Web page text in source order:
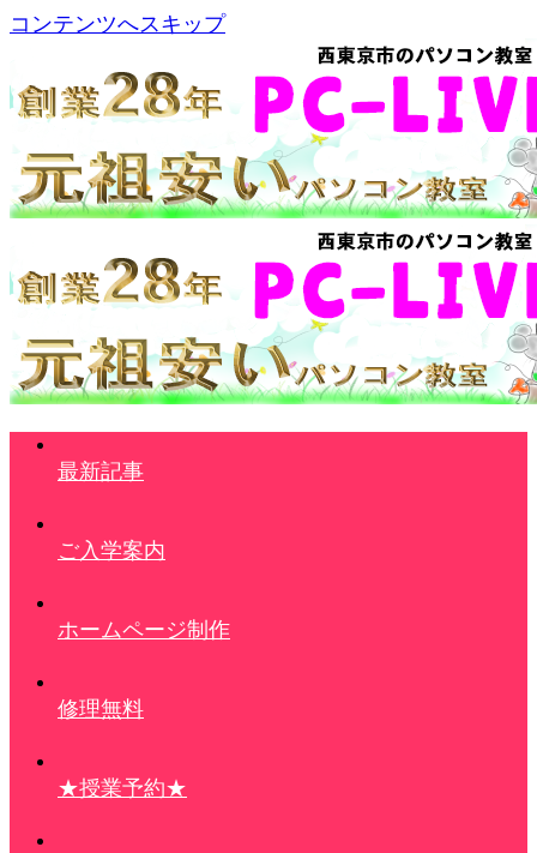
コンテンツへスキップ
最新記事
ご入学案内
ホームページ制作
修理無料
★授業予約★